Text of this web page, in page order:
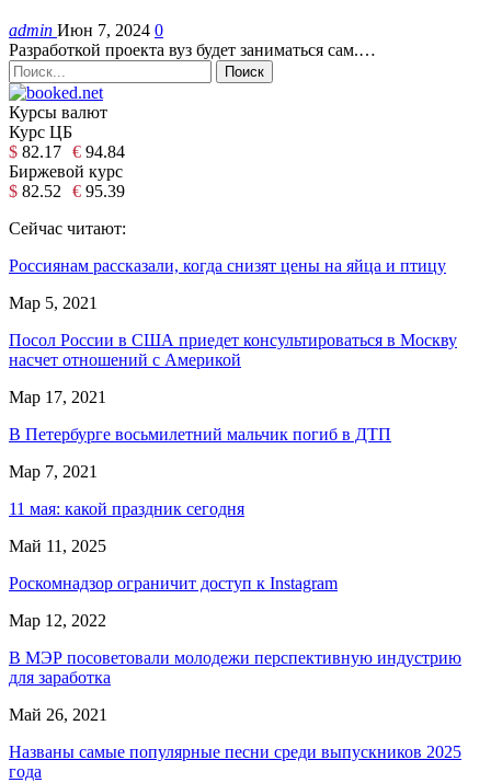
admin Июн 7, 2024 0
Разработкой проекта вуз будет заниматься сам.…
Курсы валют
Курс ЦБ
$ 82.17 € 94.84
Биржевой курс
$ 82.52 € 95.39
Сейчас читают:
Россиянам рассказали, когда снизят цены на яйца и птицу
Мар 5, 2021
Посол России в США приедет консультироваться в Москву
насчет отношений с Америкой
Мар 17, 2021
В Петербурге восьмилетний мальчик погиб в ДТП
Мар 7, 2021
11 мая: какой праздник сегодня
Май 11, 2025
Роскомнадзор ограничит доступ к Instagram
Мар 12, 2022
В МЭР посоветовали молодежи перспективную индустрию
для заработка
Май 26, 2021
Названы самые популярные песни среди выпускников 2025
года